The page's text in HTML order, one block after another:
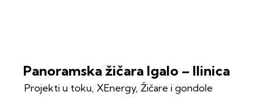
Panoramska žičara Igalo – Ilinica
Projekti u toku, XEnergy, Žičare i gondole